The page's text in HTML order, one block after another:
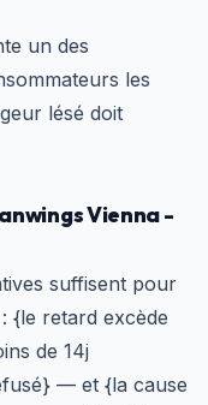
un des
les
lésé doit
Vienna -
suffisent pour
{le retard excède
de 14j
— et {la cause